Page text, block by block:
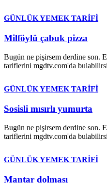
GÜNLÜK YEMEK TARİFİ
Milföylü çabuk pizza
Bugün ne pişirsem derdine son.
tariflerini mgdtv.com'da
GÜNLÜK YEMEK TARİFİ
Sosisli mısırlı yumurta
Bugün ne pişirsem derdine son.
tariflerini mgdtv.com'da
GÜNLÜK YEMEK TARİFİ
Mantar dolması